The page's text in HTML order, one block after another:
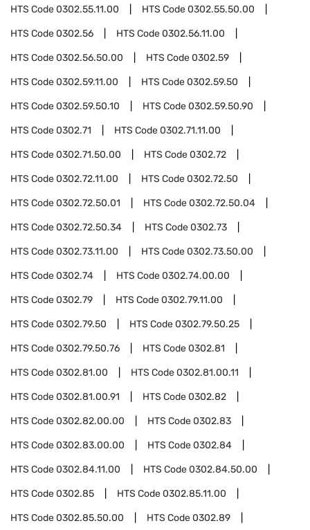
HTS Code0302.55.11.00 HTS Code0302.55.50.00
HTS Code0302.56 HTS Code0302.56.11.00
HTS Code0302.56.50.00 HTS Code0302.59
HTS Code0302.59.11.00 HTS Code0302.59.50
HTS Code0302.59.50.10 HTS Code0302.59.50.90
HTS Code0302.71 HTS Code0302.71.11.00
HTS Code0302.71.50.00 HTS Code0302.72
HTS Code0302.72.11.00 HTS Code0302.72.50
HTS Code0302.72.50.01 HTS Code0302.72.50.04
HTS Code0302.72.50.34 HTS Code0302.73
HTS Code0302.73.11.00 HTS Code0302.73.50.00
HTS Code0302.74 HTS Code0302.74.00.00
HTS Code0302.79 HTS Code0302.79.11.00
HTS Code0302.79.50 HTS Code0302.79.50.25
HTS Code0302.79.50.76 HTS Code0302.81
HTS Code0302.81.00 HTS Code0302.81.00.11
HTS Code0302.81.00.91 HTS Code0302.82
HTS Code0302.82.00.00 HTS Code0302.83
HTS Code0302.83.00.00 HTS Code0302.84
HTS Code0302.84.11.00 HTS Code0302.84.50.00
HTS Code0302.85 HTS Code0302.85.11.00
HTS Code0302.85.50.00 HTS Code0302.89